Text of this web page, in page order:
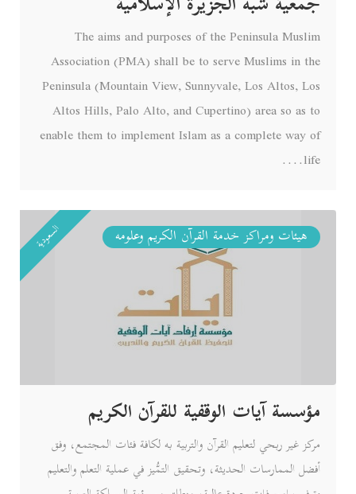
The aims and purposes of the Peninsula Muslim
Association (PMA) shall be to serve Muslims in the
Peninsula (Mountain View, Sunnyvale, Los Altos, Los
Altos Hills, Palo Alto, and Cupertino) area so as to
enable them to implement Islam as a complete way of
life....
هيئات ومراكز خدمة القرآن الكريم وعلومه السعودية
مؤسسة آيات الوقفية للقرآن الكريم
مركز غير ربحي لتعليم القرآن والتربية به لكافة فئات المجتمع، وفق
أفضل الممارسات الحديثة، وتحقيق التمُّيز في عملية التعلم والتعليم